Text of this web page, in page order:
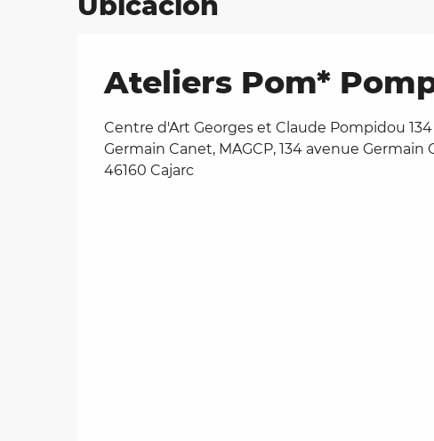
Ateliers Pom*
Centre d'Art Georges et Claude Pompidou
Germain Canet, MAGCP, 134 avenue Germain
46160 Cajarc